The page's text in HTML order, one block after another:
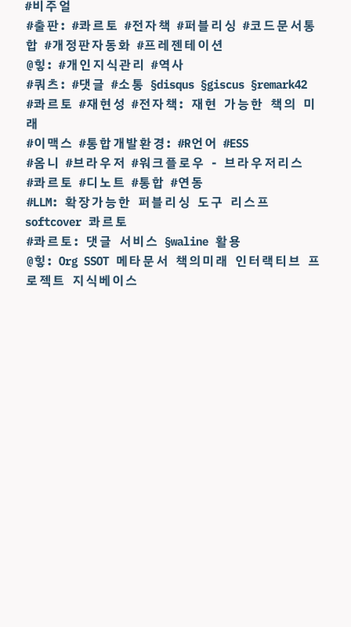
#비주얼
#출판: #콰르토 #전자책 #퍼블리싱 #코드문서통
합 #개정판자동화 #프레젠테이션
@힣: #개인지식관리 #역사
#쿼츠: #댓글 #소통 §disqus §giscus §remark42
#콰르토 #재현성 #전자책: 재현 가능한 책의 미
래
#이맥스 #통합개발환경: #R언어 #ESS
#옴니 #브라우저 #워크플로우 - 브라우저리스
#콰르토 #디노트 #통합 #연동
#LLM: 확장가능한 퍼블리싱 도구 리스프
softcover 콰르토
#콰르토: 댓글 서비스 §waline 활용
@힣: Org SSOT 메타문서 책의미래 인터랙티브 프
로젝트 지식베이스